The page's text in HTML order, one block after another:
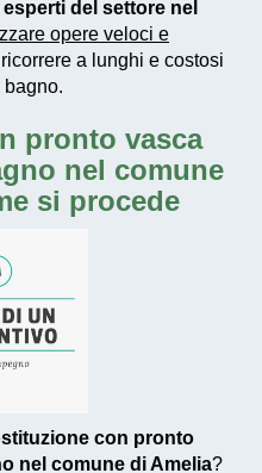
esperti del settore nel
opere veloci e
a lunghi e costosi
bagno.
pronto vasca
nel comune
si procede
con pronto
nel comune di Amelia?